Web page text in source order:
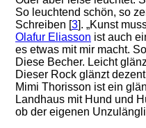
So leuchtend schön, so
Schreiben [3]. „Kunst
Olafur Eliasson ist auch
es etwas mit mir macht.
Diese Becher. Leicht
Dieser Rock glänzt
Mimi Thorisson ist ein
Landhaus mit Hund und
ob der eigenen